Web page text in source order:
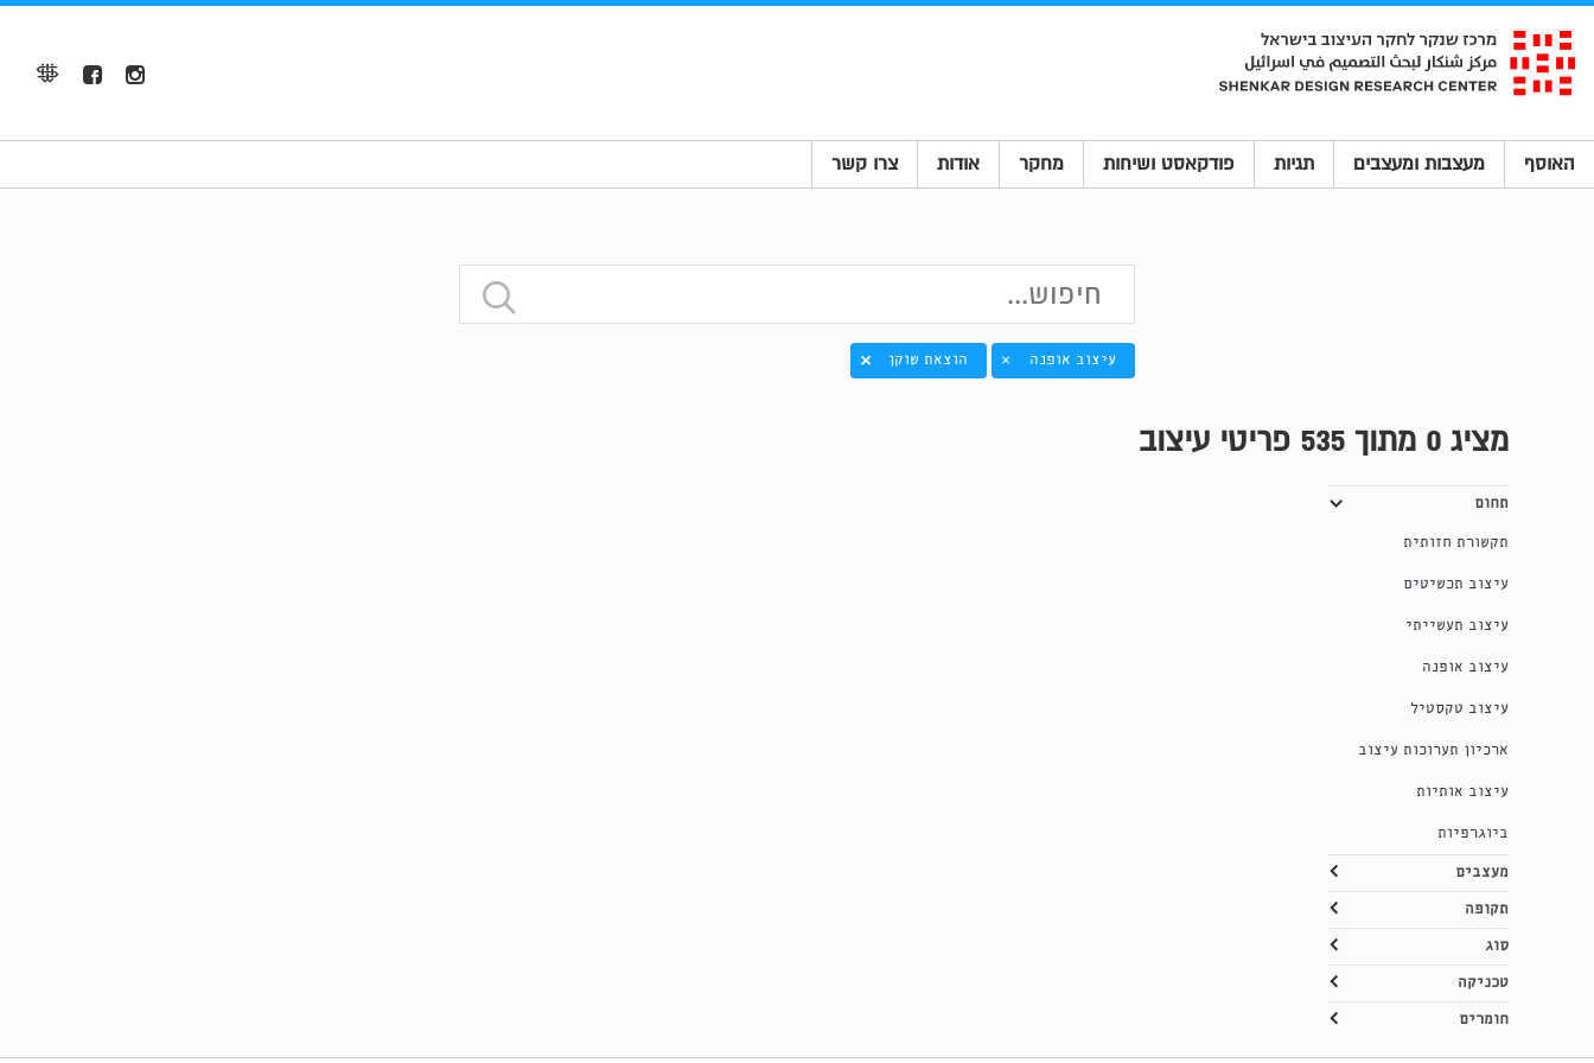
האוסף מעצבות ומעצבים תגיות פודקאסט ושיחות מחקר אודות צרו קשר
עיצוב אופנה × הוצאת שוקן
מציג 0 מתוך 535 פריטי עיצוב
תחום
תקשורת חזותית
עיצוב תכשיטים
עיצוב תעשייתי
עיצוב אופנה
עיצוב טקסטיל
ארכיון תערוכות עיצוב
עיצוב אותיות
ביוגרפיות
מעצבים
תקופה
סוג
טכניקה
חומרים